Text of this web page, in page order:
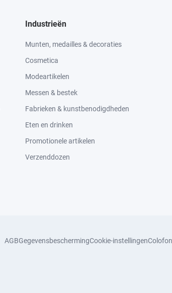
Industrieën
Munten, medailles & decoraties
Cosmetica
Modeartikelen
Messen & bestek
Fabrieken & kunstbenodigdheden
Eten en drinken
Promotionele artikelen
Verzenddozen
AGBGegevensbeschermingCookie-instellingenColofon